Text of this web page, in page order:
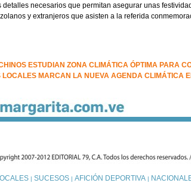
detalles necesarios que permitan asegurar unas
y extranjeros que asisten a la referida
ESTUDIAN ZONA CLIMÁTICA ÓPTIMA PARA
LOCALES MARCAN LA NUEVA AGENDA CLIMÁTICA
| SUCESOS| AFICIÓN DEPORTIVA|